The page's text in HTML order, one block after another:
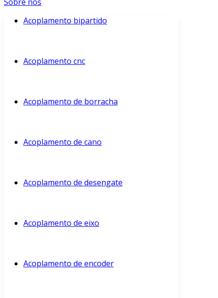
Acoplamento bipartido
Acoplamento cnc
Acoplamento de borracha
Acoplamento de cano
Acoplamento de desengate
Acoplamento de eixo
Acoplamento de encoder